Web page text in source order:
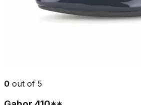
0 out of 5